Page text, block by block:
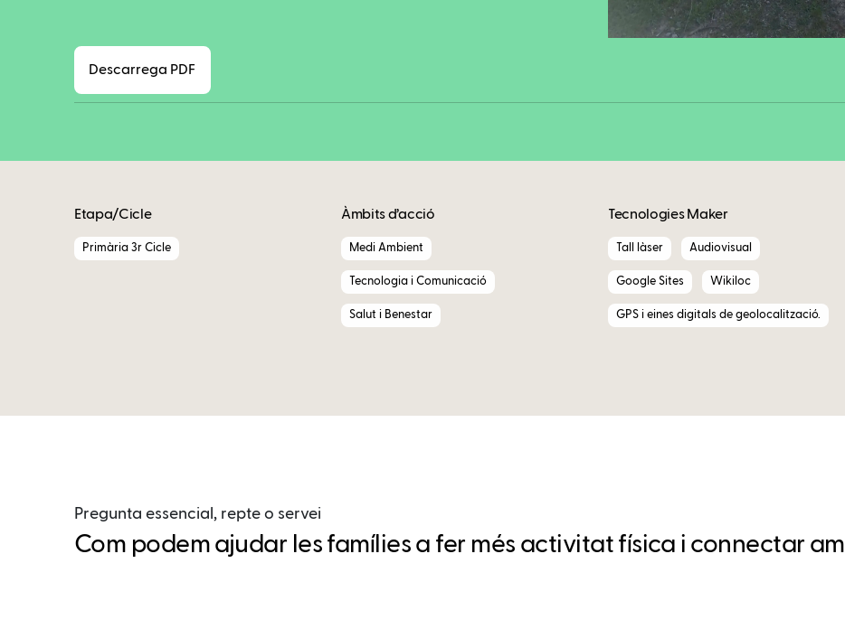
Descarrega PDF
Etapa/Cicle
Primària 3r Cicle
Àmbits d’acció
Medi Ambient
Tecnologia i Comunicació
Salut i Benestar
Tecnologies Maker
Tall làser Audiovisual
Google Sites Wikiloc
GPS i eines digitals de geolocalització.
Pregunta essencial, repte o servei
Com podem ajudar les famílies a fer més activitat física i connectar